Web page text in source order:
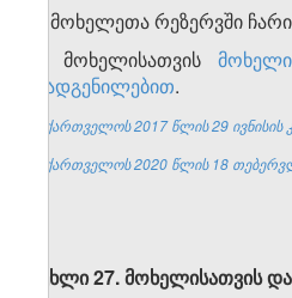
6. მოხელეთა რეზერვში
7. მოხელისათვის
დადგენილებით.
საქართველოს 2017 წლის 29
საქართველოს 2020 წლის 18
მუხლი 27. მოხელისათვის